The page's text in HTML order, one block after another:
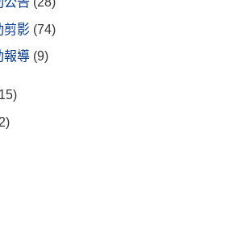
剪影 (74)
報導 (9)